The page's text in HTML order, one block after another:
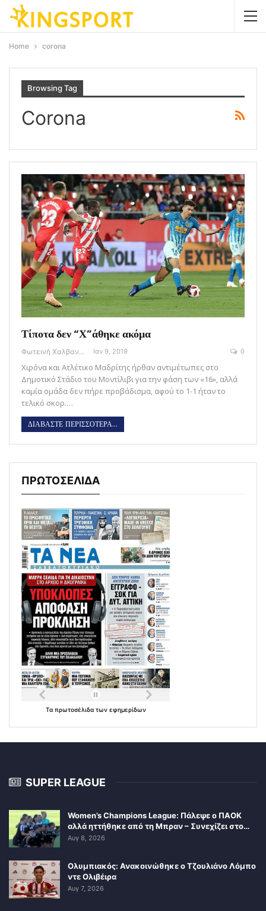
Home corona
Browsing Tag
Corona
Τίποτα δεν “Χ”άθηκε ακόμα
Φωτεινή Χαλβαντζή Ιαν 9, 2019 0
Χιρόνα και Ατλέτικο Μαδρίτης ήρθαν αντιμέτωπες στο
Δημοτικό Στάδιο του Μοντίλιβι για την φάση των «16», αλλά
καμία ομάδα δεν πήρε προβάδισμα, αφού το 1-1 ήταν το
τελικό σκορ.…
ΔΙΑΒΑΣΤΕ ΠΕΡΙΣΣΟΤΕΡΑ...
ΠΡΩΤΟΣΕΛΙΔΑ
Τα πρωτοσέλιδα των εφημερίδων
SUPER LEAGUE
Women’s Champions League: Πάλεψε ο ΠΑΟΚ
αλλά ηττήθηκε από τη Μπραν – Συνεχίζει στο…
Αυγ 8, 2026
Ολυμπιακός: Ανακοινώθηκε ο Τζουλιάνο Λόμπο
ντε Ολιβέιρα
Αυγ 7, 2026